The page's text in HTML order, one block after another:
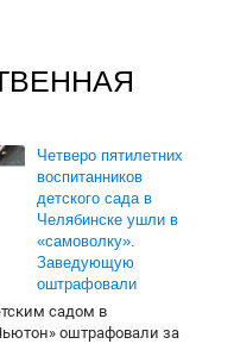
Четверо пятилетних
воспитанников
детского сада в
Челябинске ушли в
«самоволку».
Заведующую
оштрафовали
садом в
оштрафовали за